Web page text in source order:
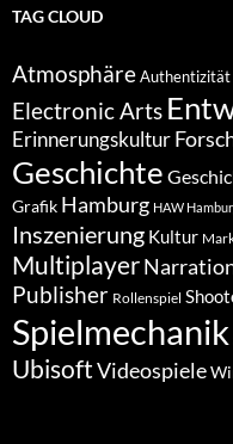
TAG CLOUD
Atmosphäre Authentizität
Electronic Arts
Erinnerungskultur
Geschichte
Grafik Hamburg HAW
Inszenierung Kultur
Multiplayer
Publisher Rollenspiel
Spielmechanik
UbisoftVideospiele